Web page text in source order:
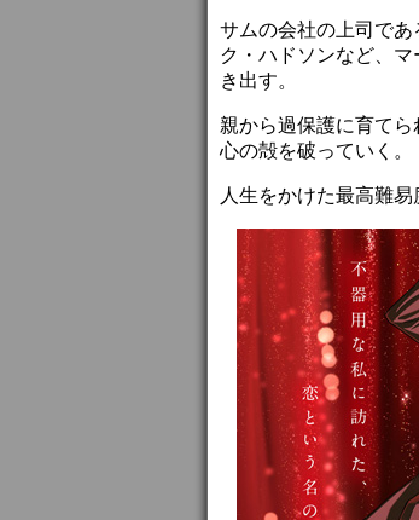
サムの会社の上司で
ク・ハドソンなど、
き出す。
親から過保護に育て
心の殻を破っていく。
人生をかけた最高難